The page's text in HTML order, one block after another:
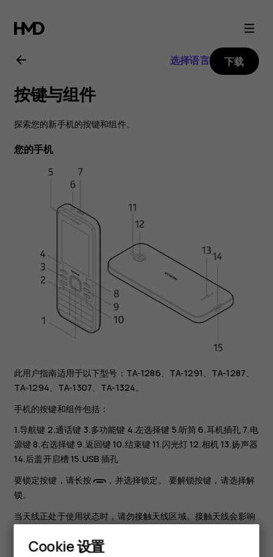
Nokia
6300
4G
用
户
选择语言 下载
按键与组件
探索您的新手机的按键和组件。
您的手机
此用户指南适用于以下型号：TA-1286、TA-1291、TA-1287、
TA-1294、TA-1307、TA-1324。
手机的按键和组件包括：
1.导航键 2.通话键 3.多功能键 4.左选择键 5.听筒 6.耳机插孔 7.电
源键 8.右选择键 9.返回键 10.结束键 11.闪光灯 12.相机 13.扬声器
14.后盖开启槽 15.USB 插孔
要锁定按键，请长按
，并选择锁定。 要解锁按键，请选择解
锁。
当天线正处于使用状态时，请勿接触天线区域。接触天线会影响
可能缩短电池的寿命。
Cookie 设置